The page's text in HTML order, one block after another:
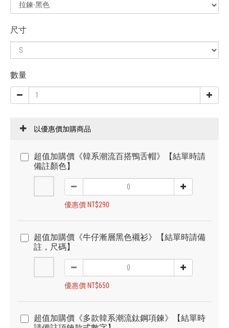
尺寸
數量
以優惠價加購商品
超值加購價《韓系潮流百搭鴨舌帽》【結單時請
備註顏色】
優惠價 NT$290
超值加購價《牛仔漸層黑色襯衫》【結單時請備
註，尺碼】
優惠價 NT$650
超值加購價《多款韓系潮流鈦鋼項鍊》【結單時